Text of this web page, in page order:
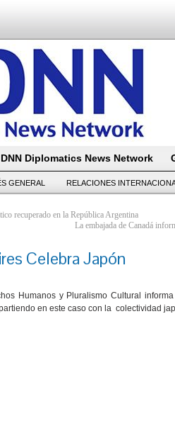
DNN Diplomatics News Network
GENERAL RELACIONES
recuperado en la República Argentina
La embajada de Canadá
Celebra Japón
Humanos y Pluralismo Cultural
en este caso con la colectividad